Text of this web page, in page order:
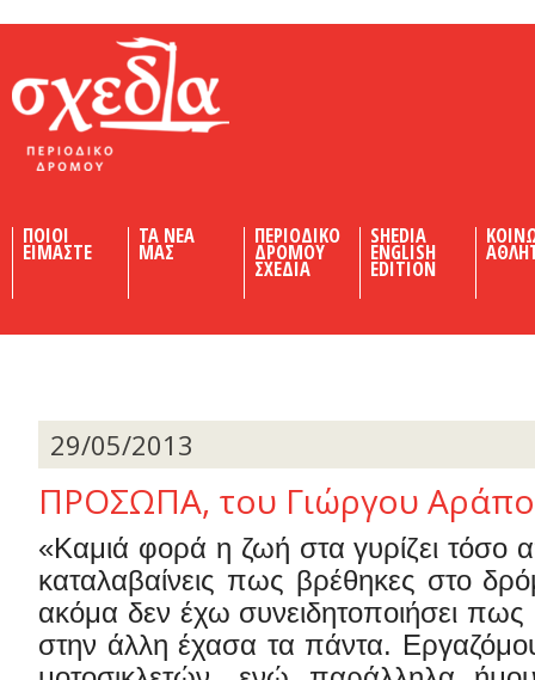
ΠΟΙΟΙ
ΕΙΜΑΣΤΕ
ΤΑ ΝΕΑ
ΜΑΣ
ΠΕΡΙΟΔΙΚΟ
ΔΡΟΜΟΥ
ΣΧΕΔΙΑ
SHEDIA
ENGLISH
EDITION
29/05/2013
ΠΡΟΣΩΠΑ, του Γιώργου
«Καμιά φορά η ζωή στα γυρίζει τόσο
καταλαβαίνεις πως βρέθηκες στο
ακόμα δεν έχω συνειδητοποιήσει
στην άλλη έχασα τα πάντα.